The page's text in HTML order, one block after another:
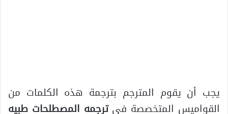
يجب أن يقوم المترجم بترجمة هذه الكلمات من
القواميس المتخصصة فيترجمه المصطلحات طبيه